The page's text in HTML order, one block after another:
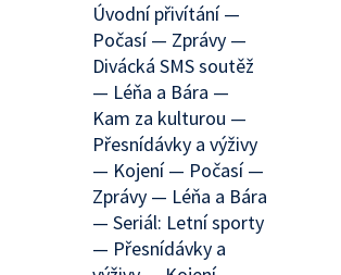
Úvodní přivítání —
Počasí — Zprávy —
Divácká SMS soutěž
— Léňa a Bára —
Kam za kulturou —
Přesnídávky a výživy
— Kojení — Počasí —
Zprávy — Léňa a Bára
— Seriál: Letní sporty
— Přesnídávky a